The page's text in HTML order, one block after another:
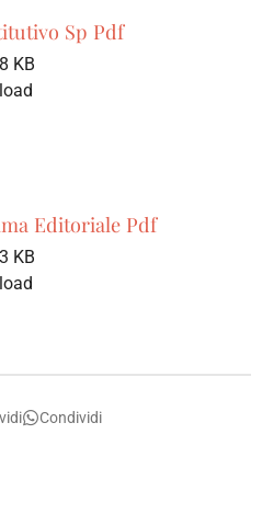
Sp Pdf
KB
Editoriale Pdf
KB
Condividi